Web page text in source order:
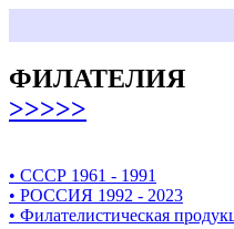
ФИЛАТЕЛИЯ
>>>>>
• СССР 1961 - 1991
• РОССИЯ 1992 - 2023
• Филателистическая